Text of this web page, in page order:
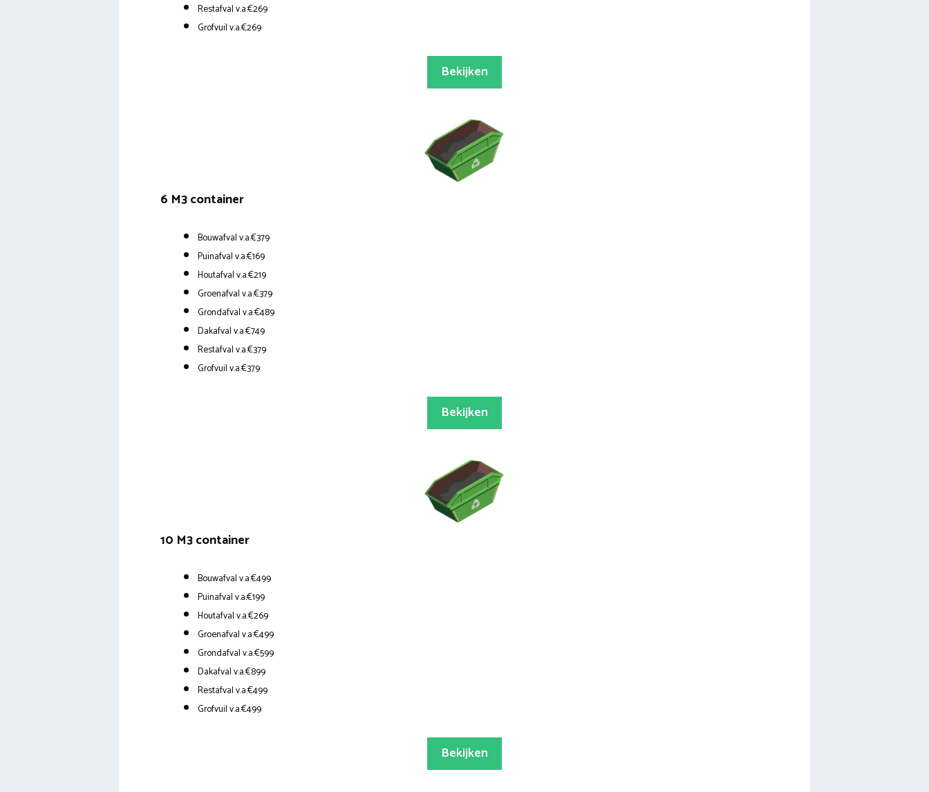
Restafval v.a.€269
Grofvuil v.a.€269
Bekijken
6 M3 container
Bouwafval v.a.€379
Puinafval v.a.€169
Houtafval v.a.€219
Groenafval v.a.€379
Grondafval v.a.€489
Dakafval v.a.€749
Restafval v.a.€379
Grofvuil v.a.€379
Bekijken
10 M3 container
Bouwafval v.a.€499
Puinafval v.a.€199
Houtafval v.a.€269
Groenafval v.a.€499
Grondafval v.a.€599
Dakafval v.a.€899
Restafval v.a.€499
Grofvuil v.a.€499
Bekijken